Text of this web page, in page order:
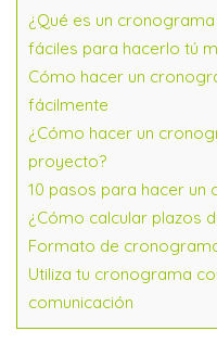
¿Qué es un
fáciles para hacerlo tú
Cómo hacer un
fácilmente
¿Cómo hacer un
proyecto?
10 pasos para hacer
¿Cómo calcular plazos
Formato de
Utiliza tu cronograma
comunicación